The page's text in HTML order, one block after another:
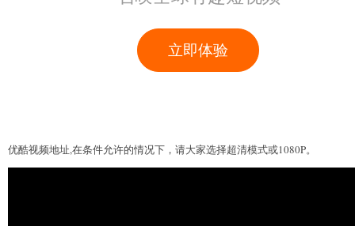
优酷视频地址,在条件允许的情况下，请大家选择超清模式或1080P。